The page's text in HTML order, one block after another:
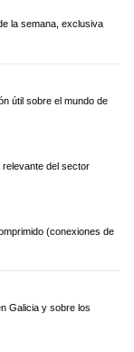
la semana, exclusiva
útil sobre el mundo de
del sector
(conexiones de
Galicia y sobre los